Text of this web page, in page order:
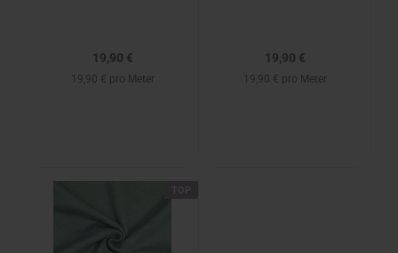
19,90 €
19,90 € pro Meter
19,90 €
19,90 € pro Meter